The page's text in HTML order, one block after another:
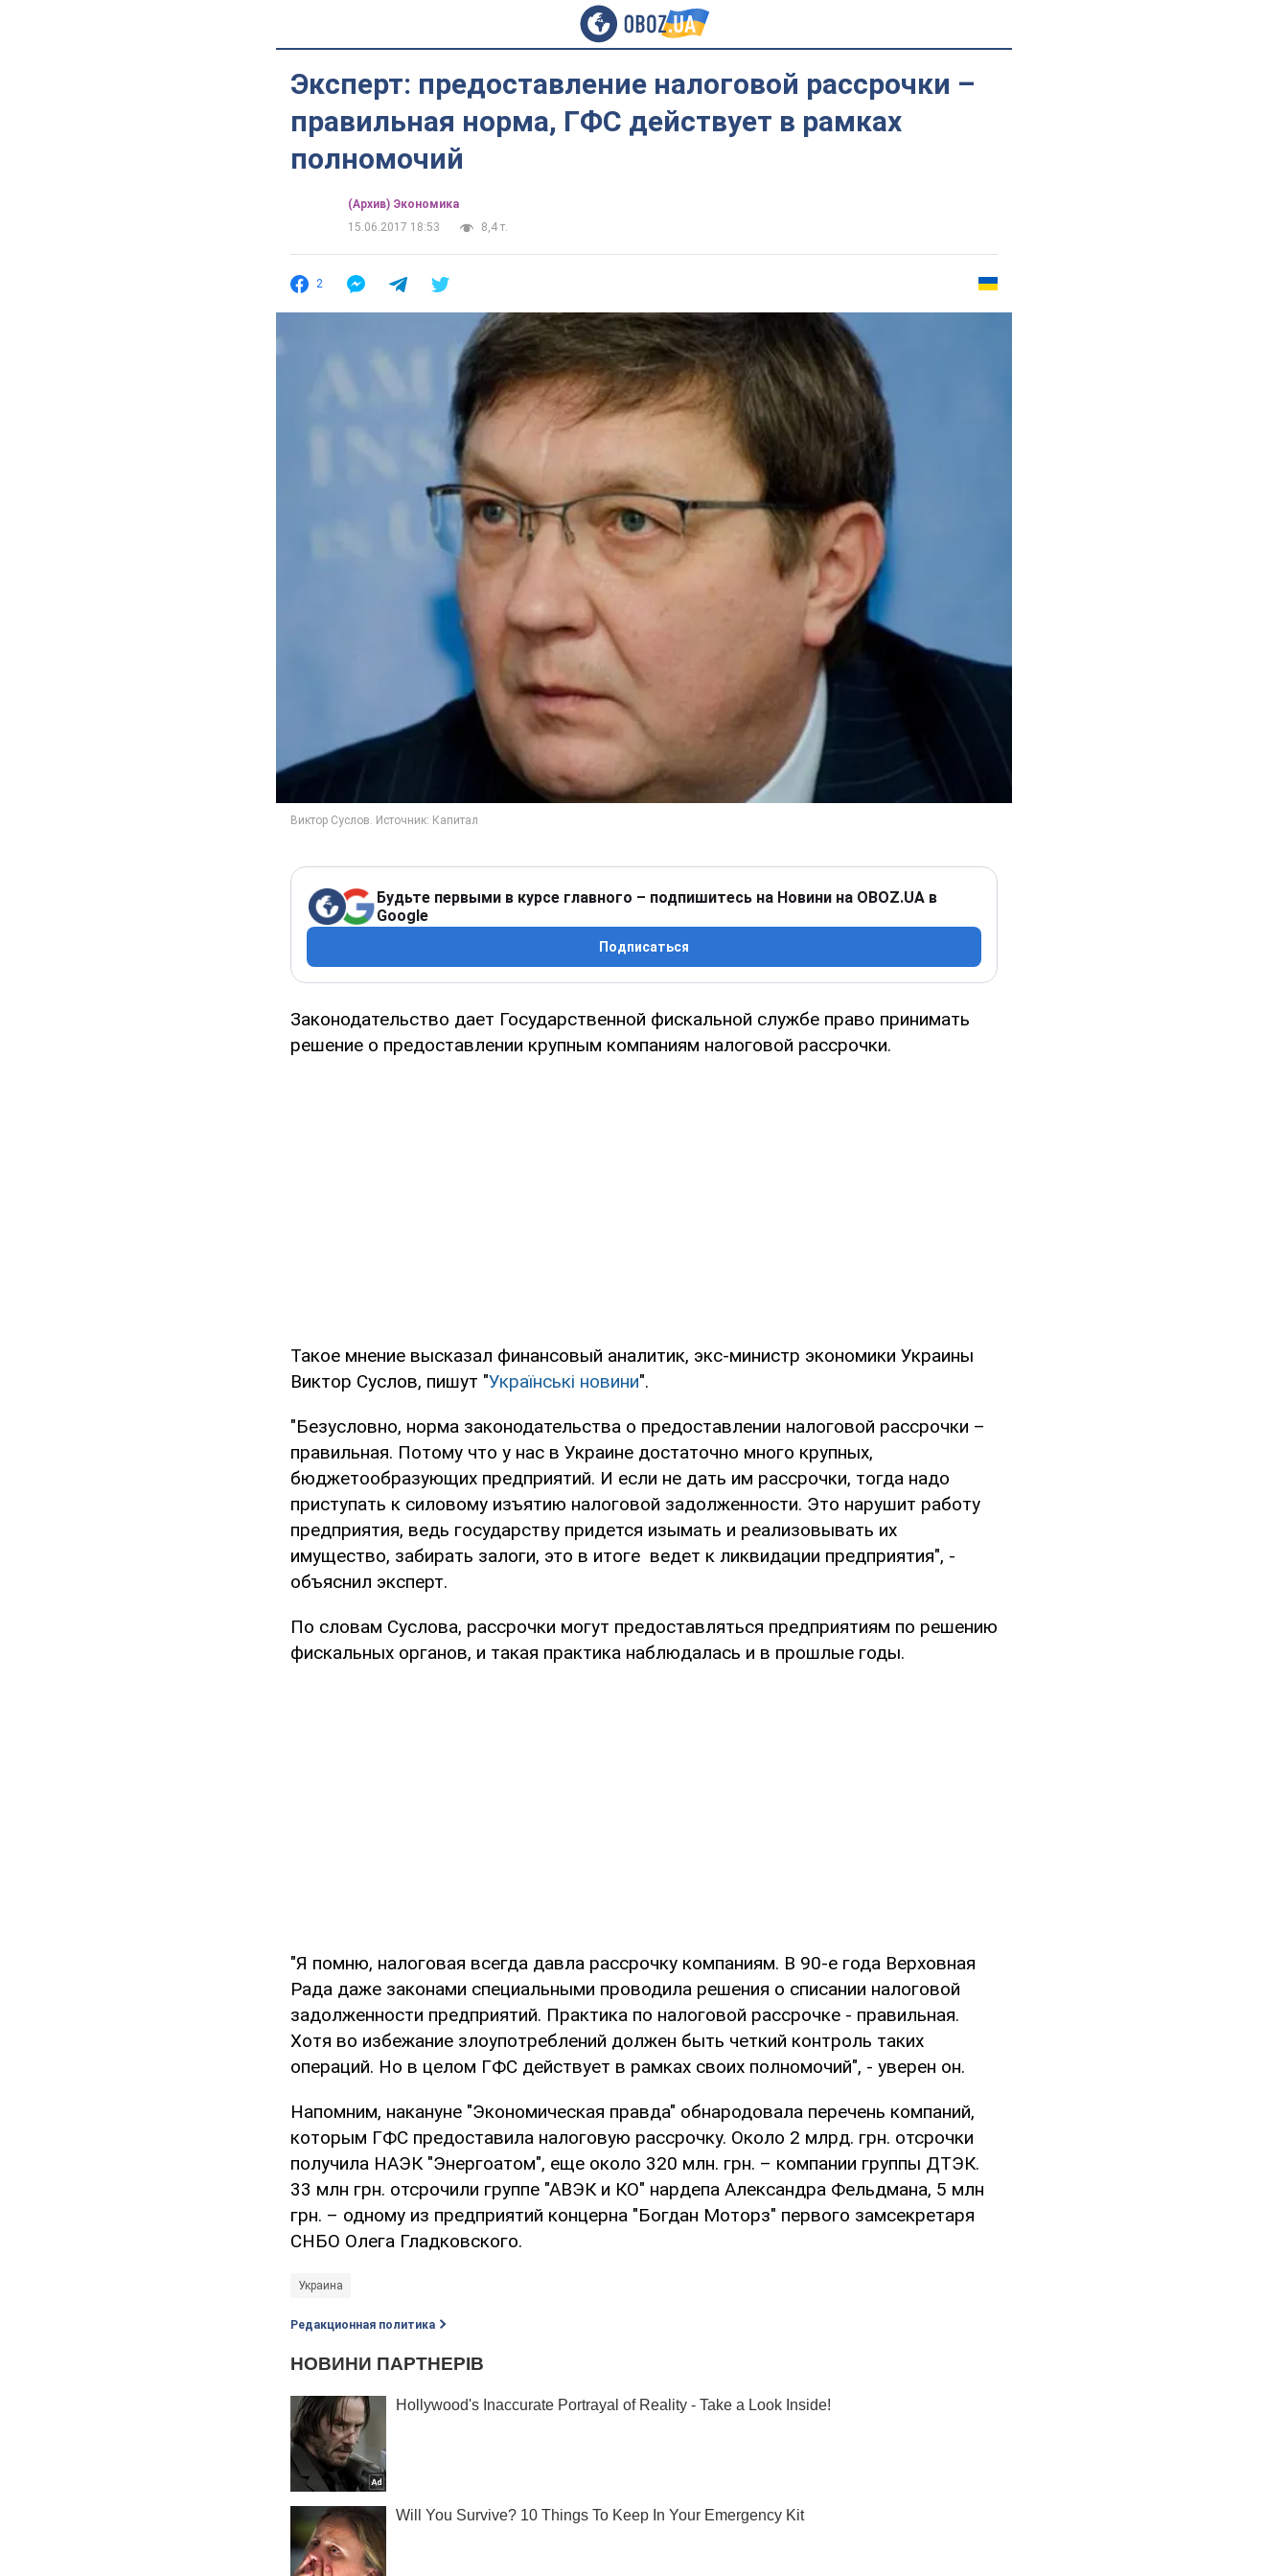
Эксперт: предоставление налоговой рассрочки –
правильная норма, ГФС действует в рамках
полномочий
(Архив) Экономика
15.06.2017 18:53
8,4 т.
2
Будьте первыми в курсе главного – подпишитесь на Новини на OBOZ.UA в
Google
Подписаться
Законодательство дает Государственной фискальной службе право принимать
решение о предоставлении крупным компаниям налоговой рассрочки.
Такое мнение высказал финансовый аналитик, экс-министр экономики Украины
Виктор Суслов, пишут "Українські новини".
"Безусловно, норма законодательства о предоставлении налоговой рассрочки –
правильная. Потому что у нас в Украине достаточно много крупных,
бюджетообразующих предприятий. И если не дать им рассрочки, тогда надо
приступать к силовому изъятию налоговой задолженности. Это нарушит работу
предприятия, ведь государству придется изымать и реализовывать их
имущество, забирать залоги, это в итоге ведет к ликвидации предприятия", -
объяснил эксперт.
По словам Суслова, рассрочки могут предоставляться предприятиям по решению
фискальных органов, и такая практика наблюдалась и в прошлые годы.
"Я помню, налоговая всегда давла рассрочку компаниям. В 90-е года Верховная
Рада даже законами специальными проводила решения о списании налоговой
задолженности предприятий. Практика по налоговой рассрочке - правильная.
Хотя во избежание злоупотреблений должен быть четкий контроль таких
операций. Но в целом ГФС действует в рамках своих полномочий", - уверен он.
Напомним, накануне "Экономическая правда" обнародовала перечень компаний,
которым ГФС предоставила налоговую рассрочку. Около 2 млрд. грн. отсрочки
получила НАЭК "Энергоатом", еще около 320 млн. грн. – компании группы ДТЭК.
33 млн грн. отсрочили группе "АВЭК и КО" нардепа Александра Фельдмана, 5 млн
грн. – одному из предприятий концерна "Богдан Моторз" первого замсекретаря
СНБО Олега Гладковского.
Украина
Редакционная политика